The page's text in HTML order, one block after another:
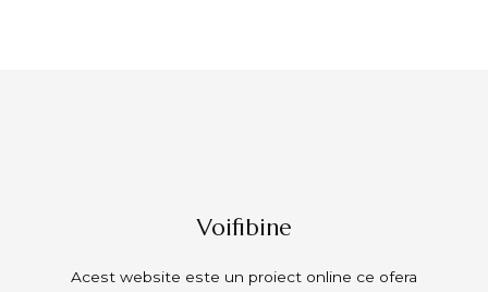
Voifibine
Acest website este un proiect online ce ofera